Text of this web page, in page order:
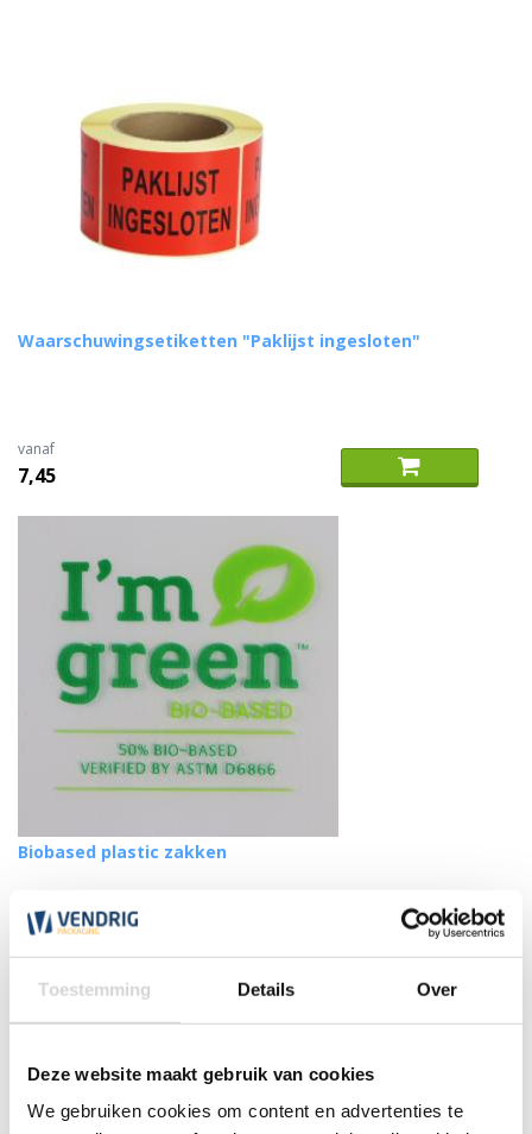
Toestemming Details Over
Deze website maakt gebruik van cookies
We gebruiken cookies om content en advertenties te
Waarschuwingsetiketten "Paklijst ingesloten"
vanaf
7,45
Biobased plastic zakken
(3)
vanaf
20,90